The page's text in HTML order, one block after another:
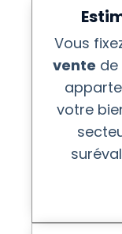
Vous
vente
votre